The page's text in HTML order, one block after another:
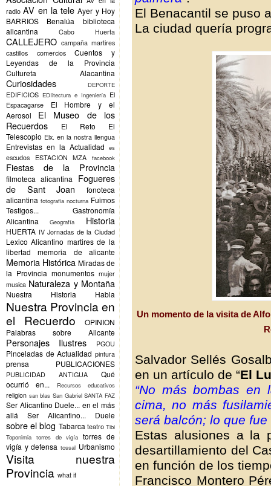
radio AV en la tele Ayer y Hoy
BARRIOS
Benalúa
biblioteca
alicantina
Cabo Huerta
CALLEJERO campaña martires
castillos
comercios
Cuentos y
Leyendas de la Provincia
Cultureta Alacantina
Curiosidades DEPORTE
EDIFICIOS EDIitectura e Ingeniería El
Espacagarse
El Hombre y el
Aerosol
El Museo de los
Recuerdos
El Reto
El
Telescopio Elx. en la nostra llengua
Entrevistas en la Actualidad es
escudos ESTACION MZA facebook
Fiestas de la Provincia
filmoteca alicantina
Fogueres
de Sant Joan
fonoteca
alicantina fotografia nocturna Fuimos
Testigos...
Gastronomía
Alicantina
Geografía Historia
HUERTA IV Jornadas de la Ciudad
Lexico Alicantino martires de la
libertad
memoria de alicante
Memoria Histórica Miradas de
la Provincia monumentos mujer
musica Naturaleza y Montaña
Nuestra Historia Habla
Nuestra Provincia en
el Recuerdo
OPINION
Palabras sobre Alicante
Personajes Ilustres PGOU
Pinceladas de Actualidad pintura
prensa PUBLICACIONES
PUBLICIDAD ANTIGUA
Qué
ocurrió en...
Recursos educativos
religion san blas San Gabriel SANTA FAZ
Ser Alicantino Duele... en el más
allá
Ser Alicantino... Duele
sobre el blog Tabarca teatro Tibi
Toponimia torres de vigía torres de
vigía y defensa tossal Urbanismo
Visita nuestra
Provincia what if
El Benacantil se puso
La ciudad quería
Un momento de la visita de
Salvador Sellés
en un artículo de “El
“No más bombas en
cima, no más
será balcón; lo que fue
Estas alusiones a la
desartillamiento del
en función de los
Francisco Montero